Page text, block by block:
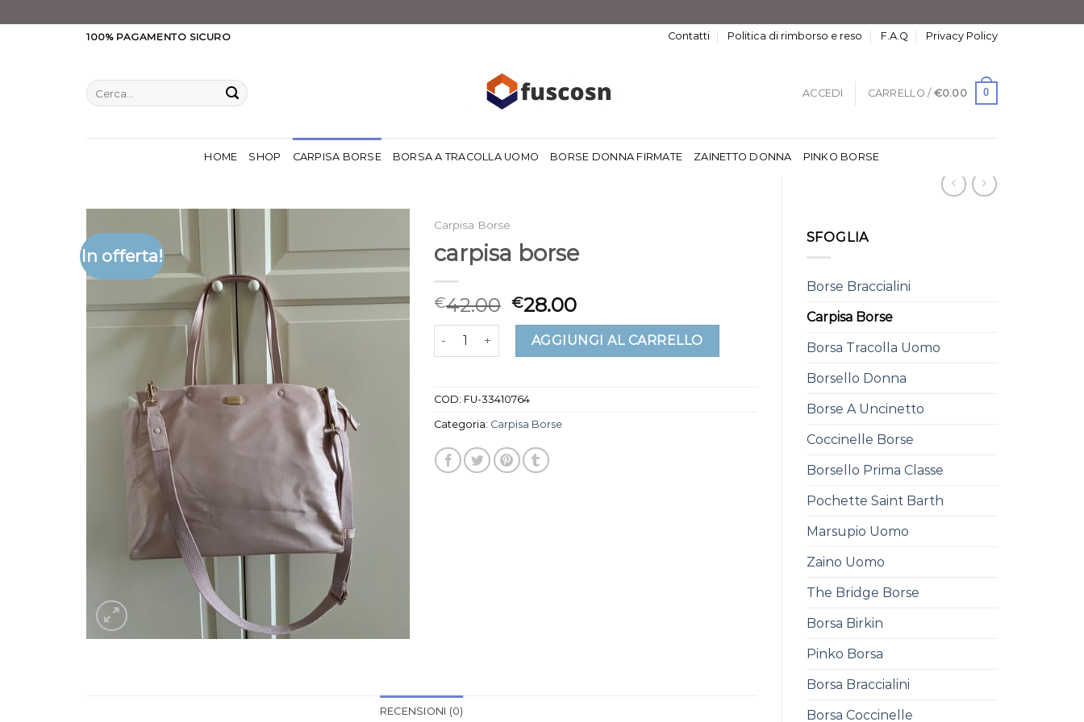
100% PAGAMENTO SICURO Contatti Politica di rimborso e reso F.A.Q Privacy Policy
Cerca:
ACCEDI CARRELLO / €0.00 0
HOME SHOP CARPISA BORSE BORSA A TRACOLLA UOMO BORSE DONNA FIRMATE ZAINETTO DONNA PINKO BORSE
SFOGLIA
Borse Braccialini
Carpisa Borse
Borsa Tracolla Uomo
Borsello Donna
Borse A Uncinetto
Coccinelle Borse
Borsello Prima Classe
Pochette Saint Barth
Marsupio Uomo
Zaino Uomo
The Bridge Borse
Borsa Birkin
Pinko Borsa
Borsa Braccialini
Borsa Coccinelle
In offerta!
Carpisa Borse
carpisa borse
€42.00 €28.00
carpisa borse quantitàAGGIUNGI AL CARRELLO
COD: FU-33410764
Categoria: Carpisa Borse
RECENSIONI (0)